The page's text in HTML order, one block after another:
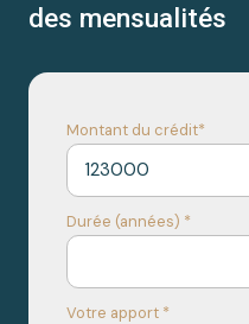
des mensualités
Montant du crédit*
Durée (années) *
Votre apport *